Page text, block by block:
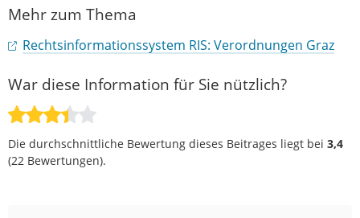
Mehr zum Thema
Rechtsinformationssystem RIS: Verordnungen Graz
War diese Information für Sie nützlich?
Die durchschnittliche Bewertung dieses Beitrages liegt bei 3,4
(22 Bewertungen).